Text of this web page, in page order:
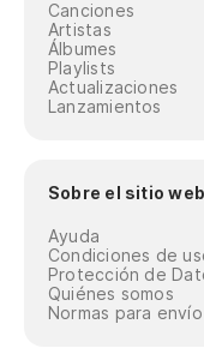
Canciones
Artistas
Álbumes
Playlists
Actualizaciones
Lanzamientos
Sobre el sitio web
Ayuda
Condiciones de
Protección de
Quiénes somos
Normas para envío